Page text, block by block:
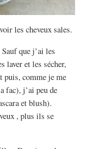
les cheveux sales.
que j’ai les
laver et les sécher,
puis, comme je me
fac), j’ai peu de
et blush).
, plus ils se